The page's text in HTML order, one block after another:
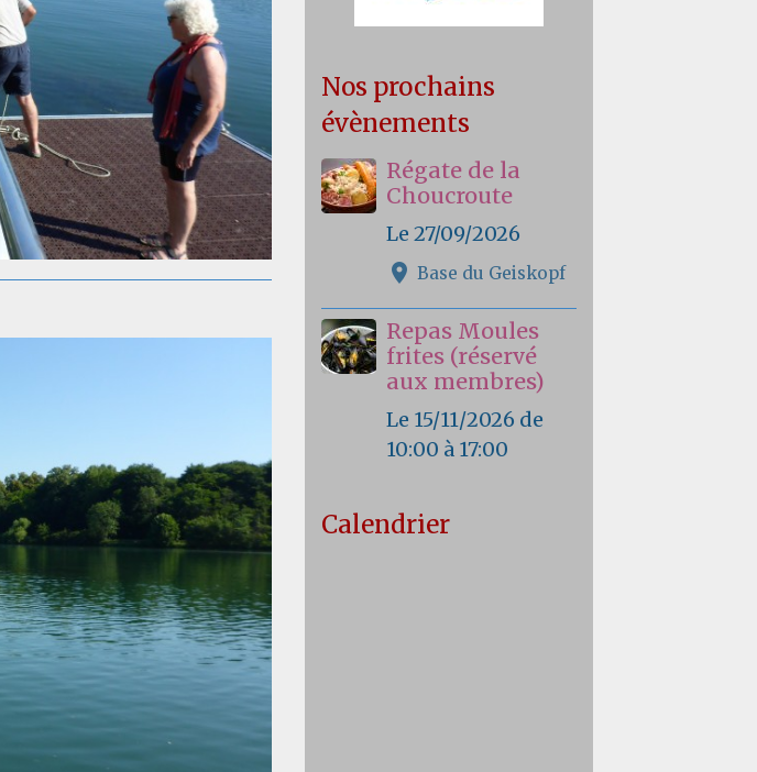
Nos prochains
évènements
Régate de la
Choucroute
Le 27/09/2026
Base du Geiskopf
Repas Moules
frites (réservé
aux membres)
Le 15/11/2026 de
10:00 à 17:00
Calendrier